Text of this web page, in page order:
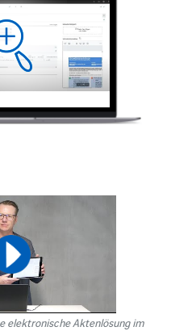
elektronische Aktenlösung im